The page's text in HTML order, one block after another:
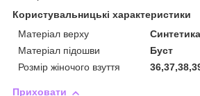
Користувальницькі характеристики
Матеріал верху
Матеріал підошви
Буст
Розмір жіночого взуття
Приховати